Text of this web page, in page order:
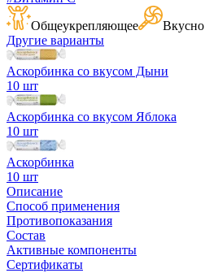
Общеукрепляющее
Вкусно
Другие варианты
Аскорбинка со вкусом Дыни
10 шт
Аскорбинка со вкусом Яблока
10 шт
Аскорбинка
10 шт
Описание
Способ применения
Противопоказания
Состав
Активные компоненты
Сертификаты